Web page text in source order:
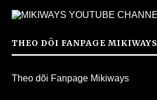
THEO DÕI FANPAGE MIKIWAYS
Theo dõi Fanpage Mikiways